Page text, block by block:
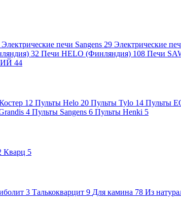
Электрические печи Sangens 29 Электрические
32 Печи HELO (Финляндия) 108 Печи
44
12 Пульты Helo 20 Пульты Tylo 14 Пульты
4 Пульты Sangens 6 Пульты Henki 5
Кварц 5
3 Талькокварцит 9 Для камина 78 Из